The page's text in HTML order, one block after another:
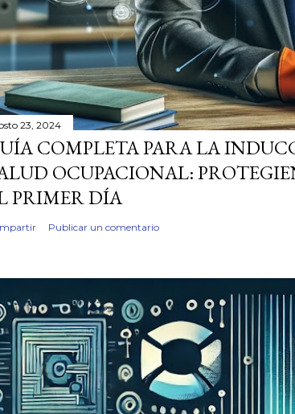
23, 2024
COMPLETA PARA LA
OCUPACIONAL:
PRIMER DÍA
Publicar un comentario